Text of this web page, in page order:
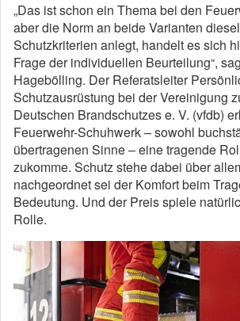
„Das ist schon ein Thema bei den
aber die Norm an beide Varianten
Schutzkriterien anlegt, handelt es sich
Frage der individuellen Beurteilung“,
Hagebölling. Der Referatsleiter
Schutzausrüstung bei der Vereinigung
Deutschen Brandschutzes e. V. (vfdb)
Feuerwehr-Schuhwerk – sowohl
übertragenen Sinne – eine tragende
zukomme. Schutz stehe dabei über
nachgeordnet sei der Komfort beim
Bedeutung. Und der Preis spiele
Rolle.